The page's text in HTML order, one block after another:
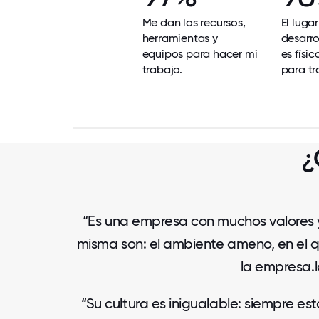
Me dan los recursos,
herramientas y
equipos para hacer mi
trabajo.
El
es
para
“Es una empresa con muchos
misma son: el ambiente ameno, en
la
“Su cultura es inigualable: siempre